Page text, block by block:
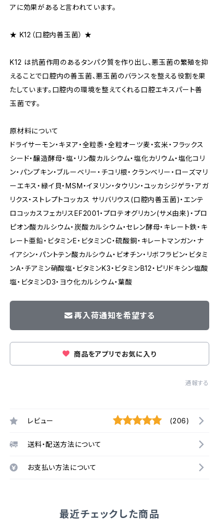
アに効果があると言われています。
★ K12（口腔内善玉菌） ★
K12 は抗菌作用のあるタンパク質を作り出し、悪玉菌の繁殖を抑
えることで口腔内の善玉菌、悪玉菌のバランスを整える役割を果
たしています。口腔内の環境を整えてくれる口腔エキスパート善
玉菌です。
原材料について
ドライサーモン・キヌア・全粒黍・全粒オーツ麦・玄米・フラックス
シード・醸造酵母・塩・リン酸カルシウム・塩化カリウム・塩化コリ
ン・パンプキン・ブルーベリー・チコリ根・クランベリー・ローズマリ
ーエキス・緑イ貝・MSM・イヌリン・タウリン・ユッカシジゲラ・アガ
リクス・ストレプトコッカス サリバリウス(口腔内善玉菌)・エンテ
ロコッカスフェカリスEF2001・プロテオグリカン(サメ由来)・プロ
ピオン酸カルシウム・炭酸カルシウム・セレン酵母・キレート鉄・キ
レート亜鉛・ビタミンE・ビタミンC・硫酸銅・キレートマンガン・ナ
イアシン・パントテン酸カルシウム・ビオチン・リボフラビン・ビタミ
ンA・チアミン硝酸塩・ビタミンK3・ビタミンB12・ピリドキシン塩酸
塩・ビタミンD3・ヨウ化カルシウム・葉酸
再入荷通知を希望する
商品をアプリでお気に入り
通報する
レビュー (206)
送料・配送方法について
お支払い方法について
最近チェックした商品